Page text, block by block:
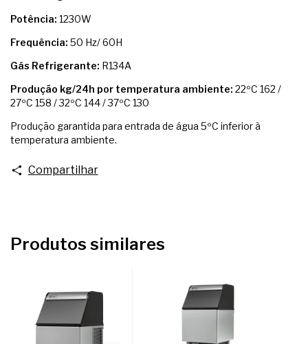
Potência: 1230W
Frequência: 50 Hz/ 60H
Gás Refrigerante: R134A
Produção kg/24h por temperatura ambiente: 22ºC 162 /
27ºC 158 / 32ºC 144 / 37ºC 130
Produção garantida para entrada de água 5ºC inferior à
temperatura ambiente.
Compartilhar
Produtos similares